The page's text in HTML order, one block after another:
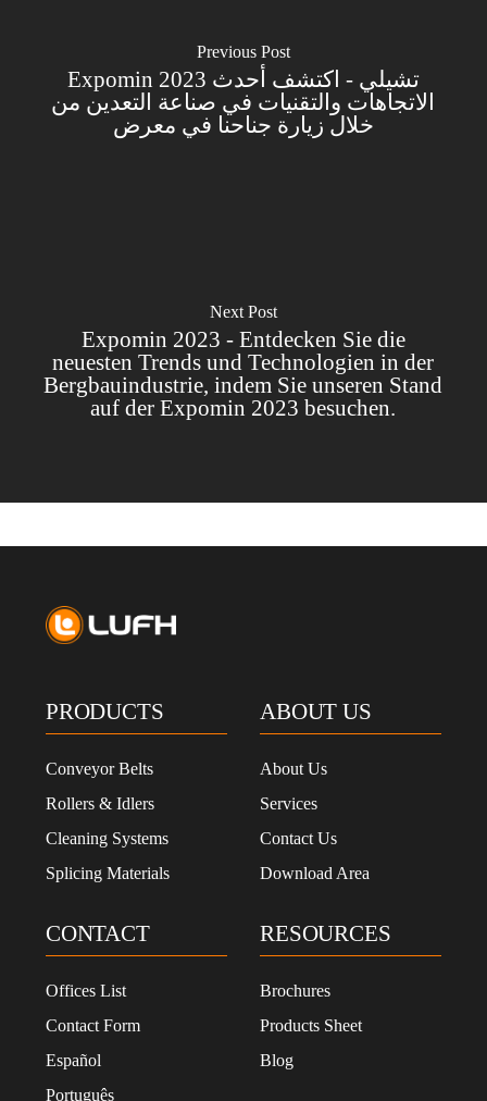
Previous Post
Expomin 2023 تشيلي - اكتشف أحدث
الاتجاهات والتقنيات في صناعة التعدين من
خلال زيارة جناحنا في معرض
Next Post
Expomin 2023 - Entdecken Sie die
neuesten Trends und Technologien in der
Bergbauindustrie, indem Sie unseren Stand
auf der Expomin 2023 besuchen.
PRODUCTS
Conveyor Belts
Rollers & Idlers
Cleaning Systems
Splicing Materials
ABOUT US
About Us
Services
Contact Us
Download Area
CONTACT
Offices List
Contact Form
Español
Português
RESOURCES
Brochures
Products Sheet
Blog